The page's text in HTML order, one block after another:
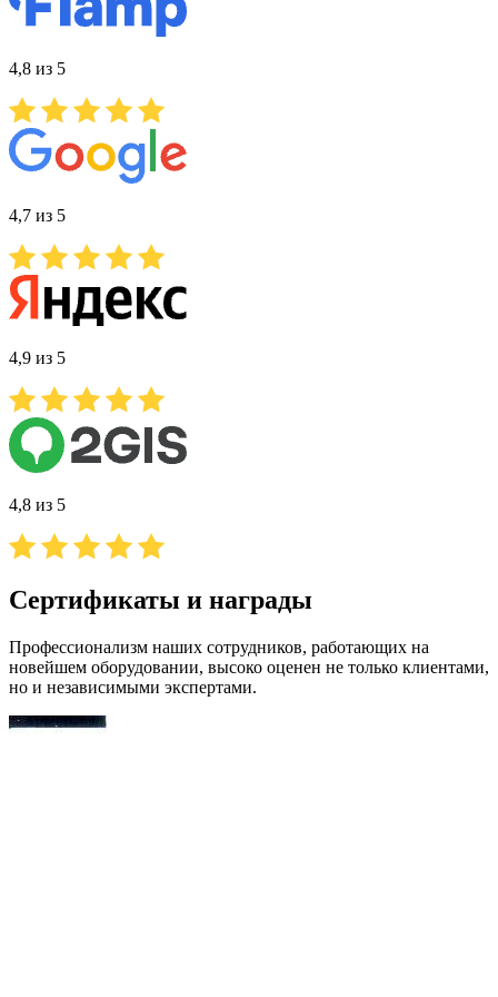
4,8 из 5
4,7 из 5
4,9 из 5
4,8 из 5
Сертификаты и награды
Профессионализм наших сотрудников, работающих на
новейшем оборудовании, высоко оценен не только клиентами,
но и независимыми экспертами.